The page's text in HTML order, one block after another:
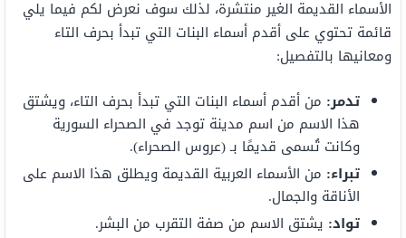
الأسماء القديمة الغير منتشرة، لذلك سوف نعرض لكم فيما يلي
قائمة تحتوي على أقدم أسماء البنات التي تبدأ بحرف التاء
ومعانيها بالتفصيل:
تدمر: من أقدم أسماء البنات التي تبدأ بحرف التاء، ويشتق
هذا الاسم من اسم مدينة توجد في الصحراء السورية
وكانت تُسمى قديمًا بـ (عروس الصحراء).
تبراء: من الأسماء العربية القديمة ويطلق هذا الاسم على
الأناقة والجمال.
تواد: يشتق الاسم من صفة التقرب من البشر.